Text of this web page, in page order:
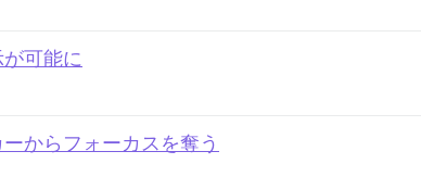
可能に
からフォーカスを奪う